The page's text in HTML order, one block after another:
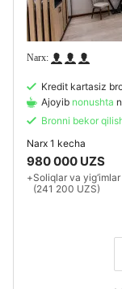
Kredit kartasiz
Ajoyib nonushta
Bronni bekor
Narx 1 kecha
980 000 UZS
+Soliqlar va yig‘imlar
(241 200 UZS)